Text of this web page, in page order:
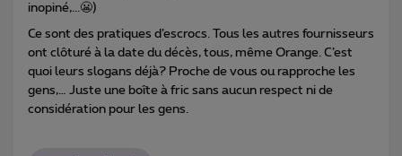
inopiné,...😬)
Ce sont des pratiques d’escrocs. Tous les autres fournisseurs
ont clôturé à la date du décès, tous, même Orange. C’est
quoi leurs slogans déjà? Proche de vous ou rapproche les
gens,… Juste une boîte à fric sans aucun respect ni de
considération pour les gens.